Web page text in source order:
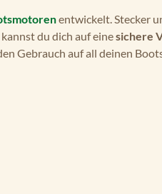
entwickelt. Stecker
du dich auf einesichere
Gebrauch auf all deinen